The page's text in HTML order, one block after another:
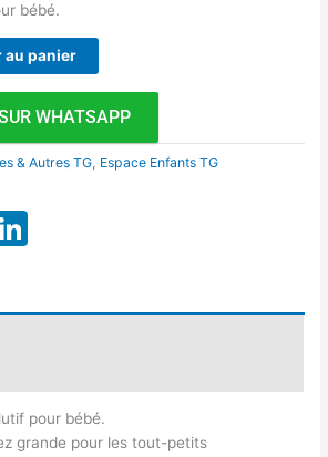
bébé.
au panier
WHATSAPP
& Autres TG Espace Enfants TG
pour bébé.
grande pour les tout-petits